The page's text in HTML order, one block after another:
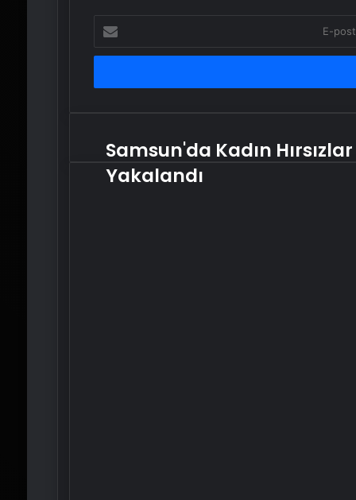
posta
adresinizi
Samsun'da
Kadın
Hırsızlar
Samsun'da Kadın Hırsızlar
Yakalandı